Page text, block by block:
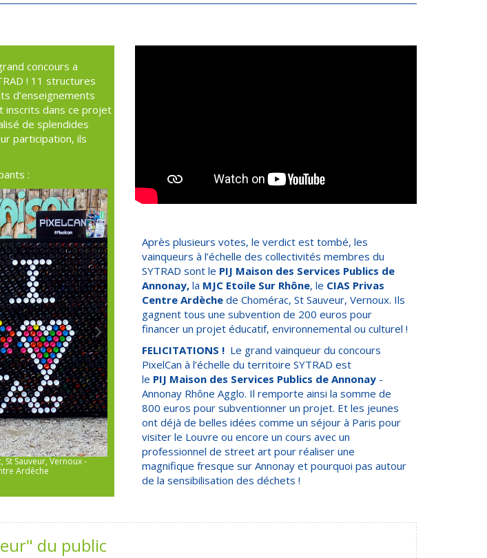
concours a
! 11 structures
d’enseignements
inscrits dans ce projet
de splendides
participation, ils
:
St Sauveur, Vernoux -
Ardèche
Collège Gérard Gaud SEGPA de Bourg-lès-Valence – Valence Romans
Espace Enfance Jeunesse
Valence Romans Agglo
Après plusieurs votes, le verdict est tombé, les
vainqueurs à l’échelle des collectivités membres du
SYTRAD sont le PIJ Maison des Services Publics de
Annonay,la MJC Etoile Sur Rhône, le CIAS Privas
Centre Ardèche de Chomérac, St Sauveur, Vernoux. Ils
gagnent tous une subvention de 200 euros pour
financer un projet éducatif, environnemental ou culturel !
FELICITATIONS ! Le grand vainqueur du concours
PixelCan à l’échelle du territoire SYTRAD est
le PIJ Maison des Services Publics de Annonay -
Annonay Rhône Agglo. Il remporte ainsi la somme de
800 euros pour subventionner un projet. Et les jeunes
ont déjà de belles idées comme un séjour à Paris pour
visiter le Louvre ou encore un cours avec un
professionnel de street art pour réaliser une
magnifique fresque sur Annonay et pourquoi pas autour
de la sensibilisation des déchets !
du public